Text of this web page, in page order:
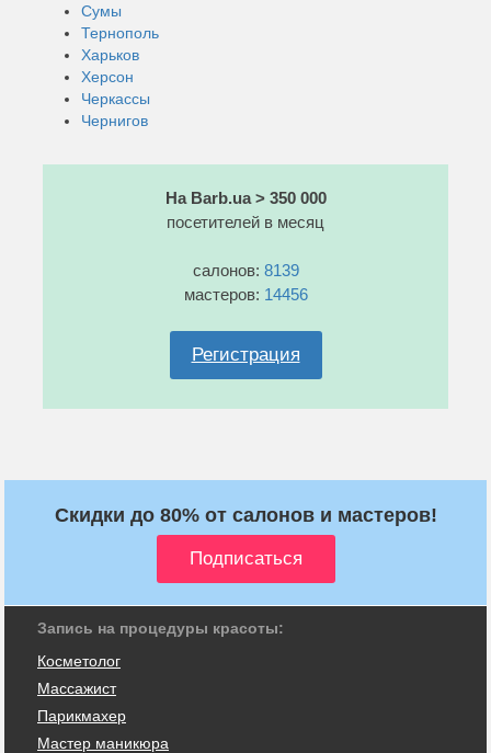
Сумы
Тернополь
Харьков
Херсон
Черкассы
Чернигов
На Barb.ua > 350 000
посетителей в месяц
салонов: 8139
мастеров: 14456
Регистрация
Скидки до 80% от салонов и мастеров!
Запись на процедуры красоты:
Косметолог
Массажист
Парикмахер
Мастер маникюра